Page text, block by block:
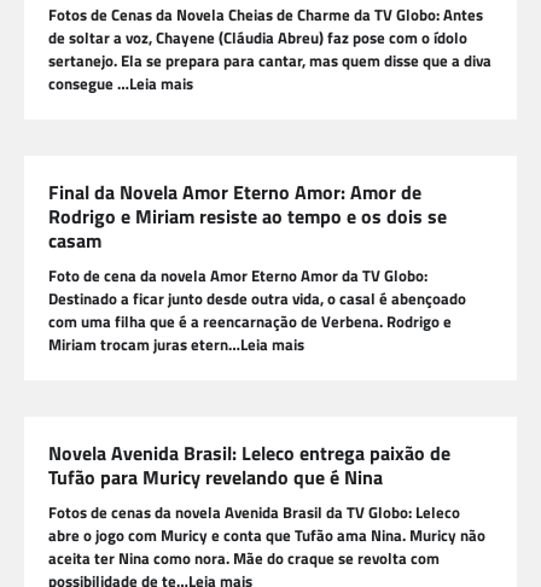
Fotos de Cenas da Novela Cheias de Charme da TV Globo: Antes
de soltar a voz, Chayene (Cláudia Abreu) faz pose com o ídolo
sertanejo. Ela se prepara para cantar, mas quem disse que a diva
consegue …Leia mais
Final da Novela Amor Eterno Amor: Amor de
Rodrigo e Miriam resiste ao tempo e os dois se
casam
Foto de cena da novela Amor Eterno Amor da TV Globo:
Destinado a ficar junto desde outra vida, o casal é abençoado
com uma filha que é a reencarnação de Verbena. Rodrigo e
Miriam trocam juras etern…Leia mais
Novela Avenida Brasil: Leleco entrega paixão de
Tufão para Muricy revelando que é Nina
Fotos de cenas da novela Avenida Brasil da TV Globo: Leleco
abre o jogo com Muricy e conta que Tufão ama Nina. Muricy não
aceita ter Nina como nora. Mãe do craque se revolta com
possibilidade de te…Leia mais